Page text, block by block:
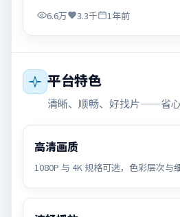
节空间，适合关注现实主义叙事
6.6万 3.3千 1年前
平台特色
清晰、顺畅、好找片——省
高清画质
1080P 与 4K 规格可选，色彩层次与